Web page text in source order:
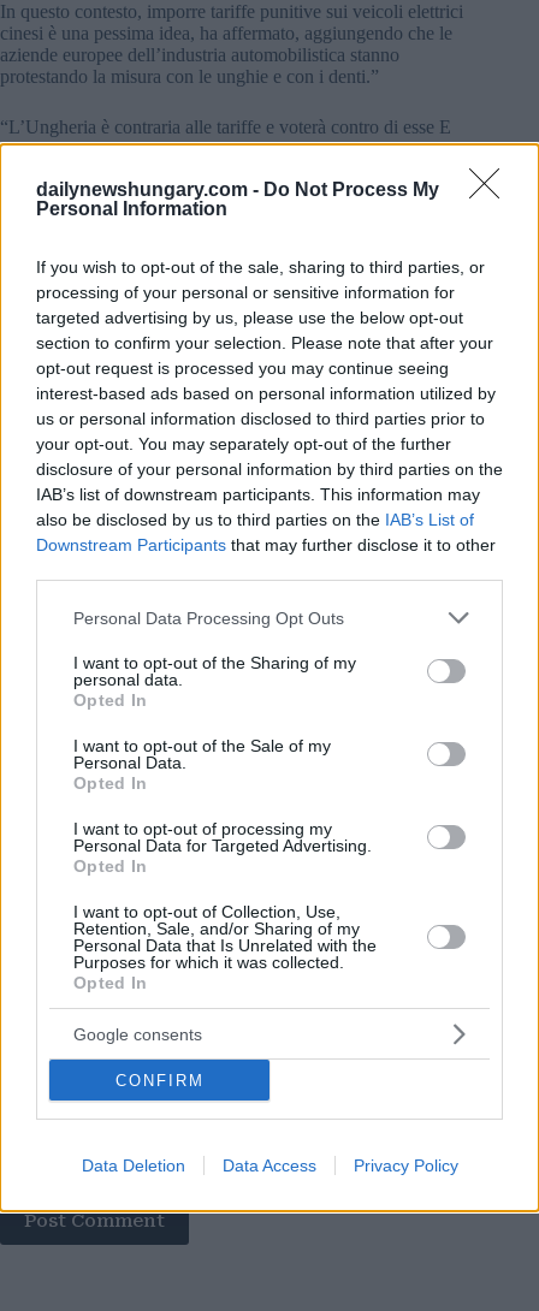
dailynewshungary.com - Do Not Process My
Personal Information
If you wish to opt-out of the sale, sharing to third parties, or
processing of your personal or sensitive information for
targeted advertising by us, please use the below opt-out
section to confirm your selection. Please note that after your
opt-out request is processed you may continue seeing
interest-based ads based on personal information utilized by
us or personal information disclosed to third parties prior to
your opt-out. You may separately opt-out of the further
disclosure of your personal information by third parties on the
IAB’s list of downstream participants. This information may
also be disclosed by us to third parties on the IAB’s List of
Downstream Participants that may further disclose it to other
Please note that this website/app uses one or more Google
not limited to your visit or usage behaviour. You may click to
grant or deny consent to Google and its third-party tags to
use your data for below specified purposes in below Google
consent section.
Personal Data Processing Opt Outs
I want to opt-out of the Sharing of my
personal data.
Opted In
I want to opt-out of the Sale of my
Personal Data.
Opted In
I want to opt-out of processing my
Personal Data for Targeted Advertising.
Opted In
I want to opt-out of Collection, Use,
Retention, Sale, and/or Sharing of my
Personal Data that Is Unrelated with the
Purposes for which it was collected.
Opted In
Google consents
CONFIRM
Data Deletion Data Access Privacy Policy
In questo contesto, imporre tariffe punitive sui veicoli elettrici
cinesi è una pessima idea, ha affermato, aggiungendo che le
aziende europee dell’industria automobilistica stanno
protestando la misura con le unghie e con i denti.”
“L’Ungheria è contraria alle tariffe e voterà contro di esse E
speriamo che nei prossimi anni si possa instaurare con la Cina
rispetto reciproco, ha affermato.
brasiliana, ha detto Szijjártó Ha aggiunto che l’Ungheria
continuerà a cooperare strettamente con la Cina per
promuovere gli sforzi globali a favore della pace.
L’Ungheria funge da intermediario per il
prestito di 500 milioni di euro della Cina agli alleati
balcanici di Orbán
Audi svela il CUPRA Terramar:nuovo modello da
fabbricare in Ungheria
industriale #ministero degli affari esteri dell'ungheria
Leave a Reply
Your email address will not be published.
*
*
Add Comment*
next time I comment.
Post Comment